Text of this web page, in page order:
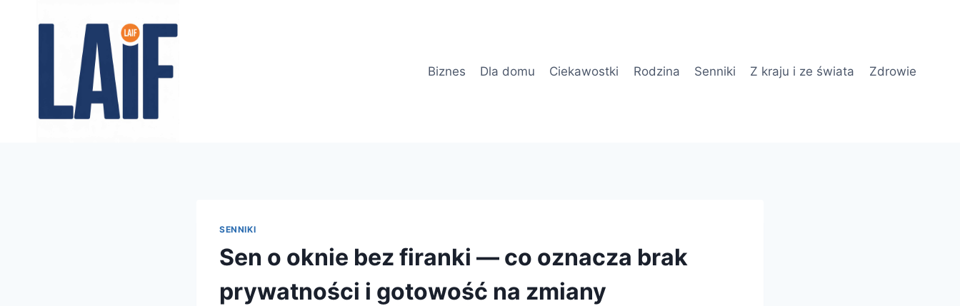
Biznes
Dla domu Ciekawostki Rodzina Senniki Z kraju i ze świata Zdrowie
SENNIKI
Sen o oknie bez firanki — co oznacza brak
prywatności i gotowość na zmiany